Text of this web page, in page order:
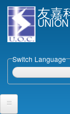
友嘉
Switch Language